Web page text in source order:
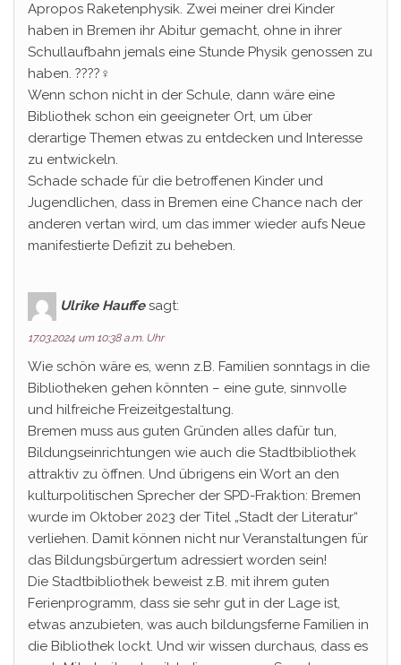
Apropos Raketenphysik. Zwei meiner drei Kinder
haben in Bremen ihr Abitur gemacht, ohne in ihrer
Schullaufbahn jemals eine Stunde Physik genossen zu
haben. ????‍♀️
Wenn schon nicht in der Schule, dann wäre eine
Bibliothek schon ein geeigneter Ort, um über
derartige Themen etwas zu entdecken und Interesse
zu entwickeln.
Schade schade für die betroffenen Kinder und
Jugendlichen, dass in Bremen eine Chance nach der
anderen vertan wird, um das immer wieder aufs Neue
manifestierte Defizit zu beheben.
Ulrike Hauffe sagt:
17.03.2024 um 10:38 a.m. Uhr
Wie schön wäre es, wenn z.B. Familien sonntags in die
Bibliotheken gehen könnten – eine gute, sinnvolle
und hilfreiche Freizeitgestaltung.
Bremen muss aus guten Gründen alles dafür tun,
Bildungseinrichtungen wie auch die Stadtbibliothek
attraktiv zu öffnen. Und übrigens ein Wort an den
kulturpolitischen Sprecher der SPD-Fraktion: Bremen
wurde im Oktober 2023 der Titel „Stadt der Literatur“
verliehen. Damit können nicht nur Veranstaltungen für
das Bildungsbürgertum adressiert worden sein!
Die Stadtbibliothek beweist z.B. mit ihrem guten
Ferienprogramm, dass sie sehr gut in der Lage ist,
etwas anzubieten, was auch bildungsferne Familien in
die Bibliothek lockt. Und wir wissen durchaus, dass es